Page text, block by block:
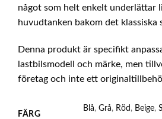
något som helt enkelt underlättar
huvudtanken bakom det klassiska
Denna produkt är specifikt
lastbilsmodell och märke, men
företag och inte ett
FÄRG
Blå,Grå, Röd , Beige,